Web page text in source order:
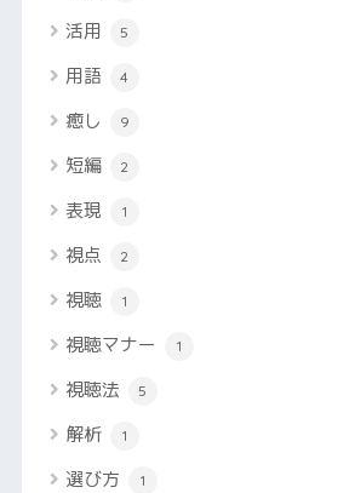
活用 5
用語 4
癒し 9
短編 2
表現 1
視点 2
視聴 1
視聴マナー 1
視聴法 5
解析 1
選び方 1